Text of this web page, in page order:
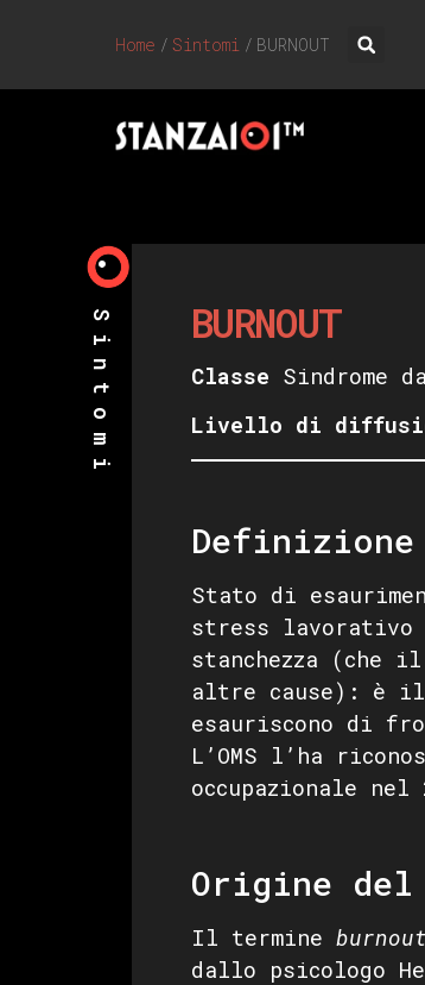
Home / Sintomi / BURNOUT
Sintomi BURNOUT
Classe Sindrome
Livello di
Definizione
Stato di
stress lavorativo
stanchezza (che
altre cause): è
esauriscono di
L’OMS l’ha
occupazionale nel
Origine del
Il termine burnout
dallo psicologo